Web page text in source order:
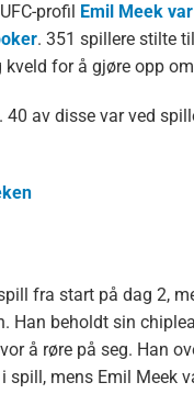
profil
Emil Meek
. 351 spillere stilte
for å gjøre opp
av disse var ved
fra start på dag 2,
Han beholdt sin
å røre på seg. Han
mens Emil Meek